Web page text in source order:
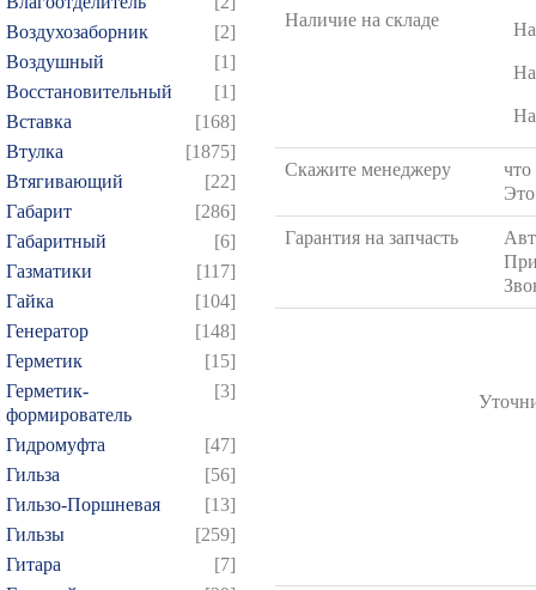
Воздухозаборник
[2]
Воздушный
[1]
Восстановительный
[1]
Вставка
[168]
Втулка
[1875]
Втягивающий
[22]
Габарит
[286]
Габаритный
[6]
Газматики
[117]
Гайка
[104]
Генератор
[148]
Герметик
[15]
Герметик-
формирователь
[3]
Гидромуфта
[47]
Гильза
[56]
Гильзо-Поршневая
[13]
Гильзы
[259]
Гитара
[7]
Наличие на складе
На
Скажите менеджеру
что
Гарантия на запчасть
При